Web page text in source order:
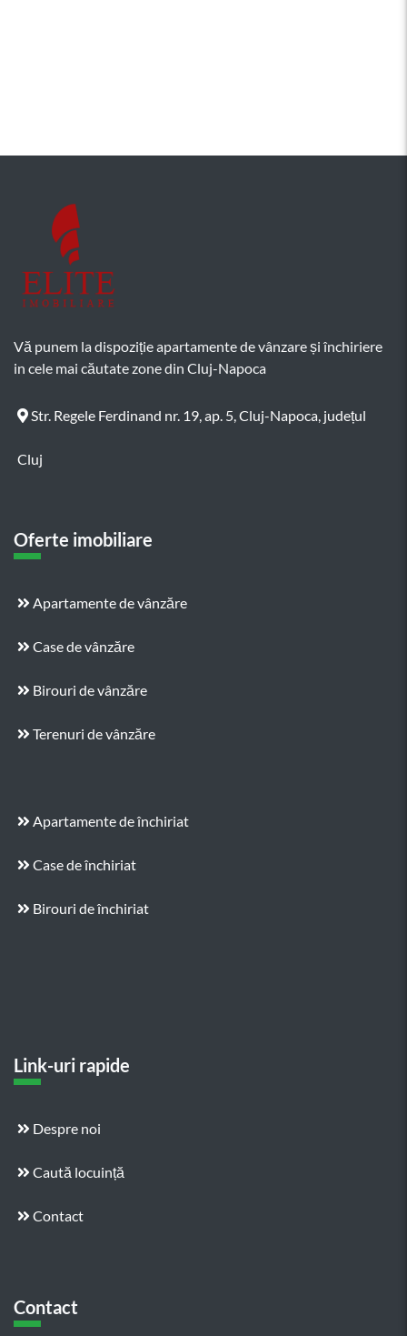
Vă punem la dispoziție apartamente de vânzare și închiriere
in cele mai căutate zone din Cluj-Napoca
Str. Regele Ferdinand nr. 19, ap. 5, Cluj-Napoca, județul
Cluj
Oferte imobiliare
Apartamente de vânzăre
Case de vânzăre
Birouri de vânzăre
Terenuri de vânzăre
Apartamente de închiriat
Case de închiriat
Birouri de închiriat
Link-uri rapide
Despre noi
Caută locuință
Contact
Contact